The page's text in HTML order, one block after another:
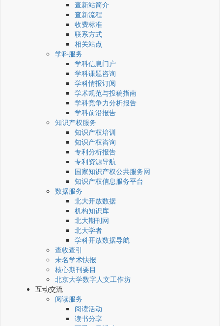
查新站简介
查新流程
收费标准
联系方式
相关站点
学科服务
学科信息门户
学科课题咨询
学科情报订阅
学术规范与投稿指南
学科竞争力分析报告
学科前沿报告
知识产权服务
知识产权培训
知识产权咨询
专利分析报告
专利资源导航
国家知识产权公共服务网
知识产权信息服务平台
数据服务
北大开放数据
机构知识库
北大期刊网
北大学者
学科开放数据导航
查收查引
未名学术快报
核心期刊要目
北京大学数字人文工作坊
互动交流
阅读服务
阅读活动
读书分享